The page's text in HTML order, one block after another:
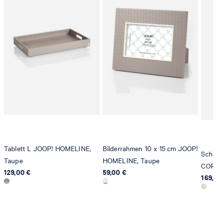
Tablett L JOOP! HOMELINE,
Taupe
129,00 €
Bilderrahmen 10 x 15 cm JOOP!
HOMELINE, Taupe
59,00 €